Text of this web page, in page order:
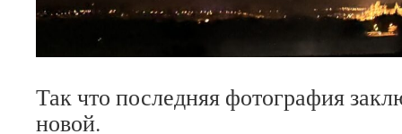
Так что последняя фотография
новой.